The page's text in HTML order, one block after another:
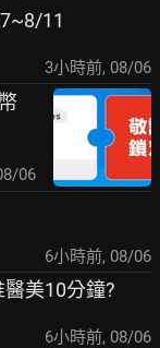
11
3小時前, 08/06
06
6小時前, 08/06
美10分鐘?
6小時前, 08/06